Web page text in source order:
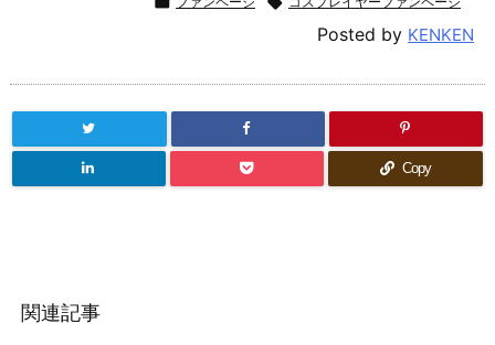
Posted by KENKEN
Copy
関連記事